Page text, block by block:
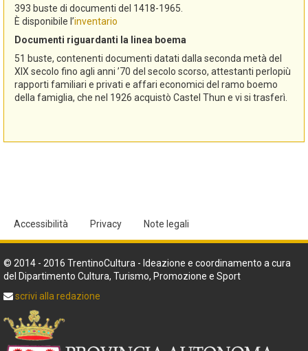
393 buste di documenti del 1418-1965.
È disponibile l’inventario
Documenti riguardanti la linea boema
51 buste, contenenti documenti datati dalla seconda metà del
XIX secolo fino agli anni ’70 del secolo scorso, attestanti perlopiù
rapporti familiari e privati e affari economici del ramo boemo
della famiglia, che nel 1926 acquistò Castel Thun e vi si trasferì.
Accessibilità Privacy Note legali
© 2014 - 2016 TrentinoCultura - Ideazione e coordinamento a cura
del Dipartimento Cultura, Turismo, Promozione e Sport
scrivi alla redazione